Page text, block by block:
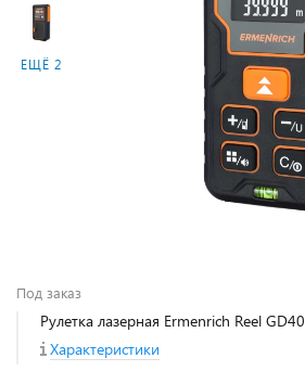
ЕЩЁ 2
Под заказ
Рулетка лазерная Ermenrich Reel GD40
Характеристики